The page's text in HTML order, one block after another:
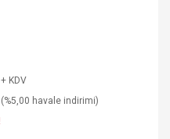
KDV
havale indirimi)